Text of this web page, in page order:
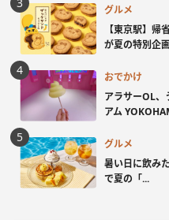
グルメ
【東京駅】
が夏の特別企
おでかけ
アラサーOL、
アム
グルメ
暑い日に飲み
で夏の「...